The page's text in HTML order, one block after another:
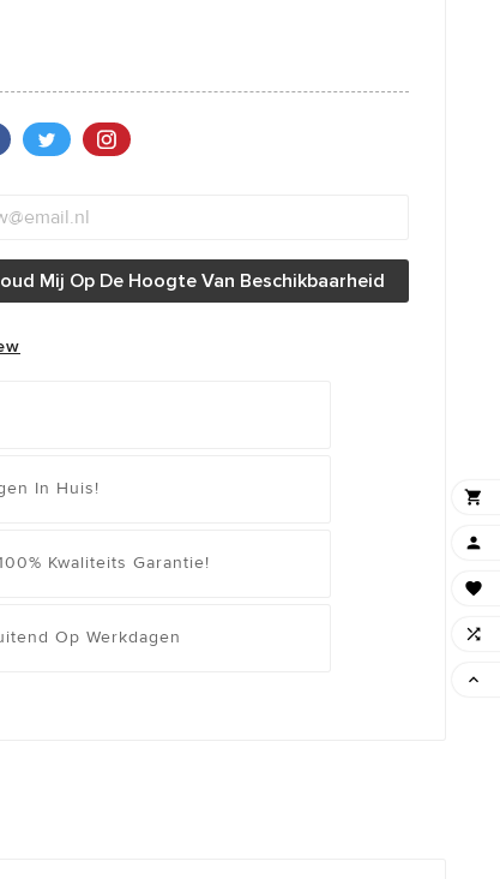
Mij Op De Hoogte Van Beschikbaarheid
In Huis!
Kwaliteits Garantie!
Op Werkdagen




